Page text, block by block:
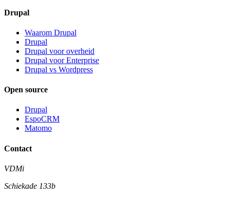
Drupal
Waarom Drupal
Drupal
Drupal voor overheid
Drupal voor Enterprise
Drupal vs Wordpress
Open source
Drupal
EspoCRM
Matomo
Contact
VDMi
Schiekade 133b